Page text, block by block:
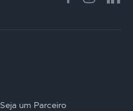
Seja um Parceiro